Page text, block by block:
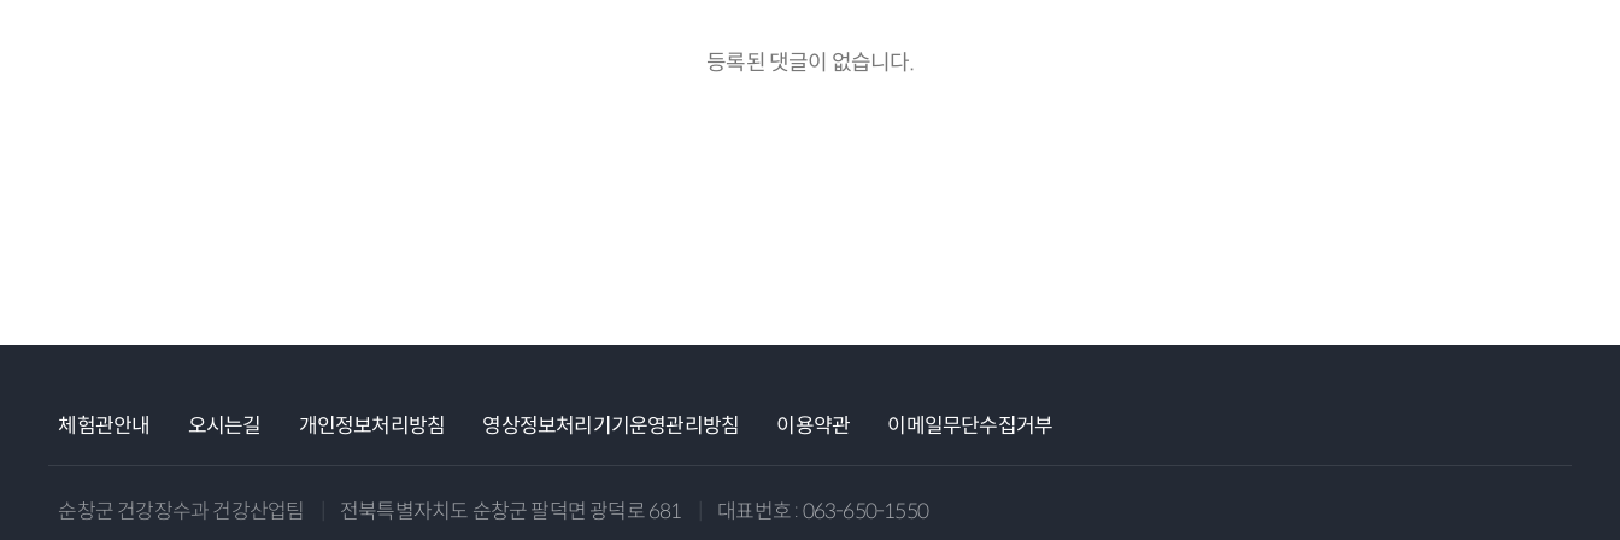
등록된 댓글이 없습니다.
체험관안내 오시는길 개인정보처리방침 영상정보처리기기운영관리방침 이용약관 이메일무단수집거부
순창군 건강장수과 건강산업팀 전북특별자치도 순창군 팔덕면 광덕로 681 대표번호 : 063-650-1550